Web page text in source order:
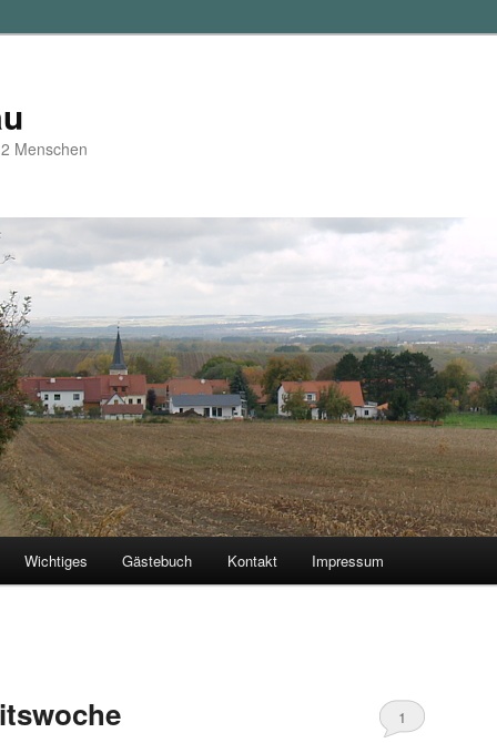
Menschen
Wichtiges Gästebuch Kontakt Impressum
1